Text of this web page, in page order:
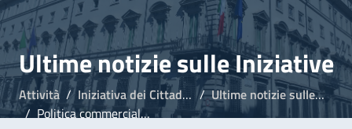
Ultime notizie sulle Iniziative
Attività Iniziativa dei Cittadini Europei
Ultime notizie sulle Iniziative
Politica commerciale, Commissione UE registra iniziativa